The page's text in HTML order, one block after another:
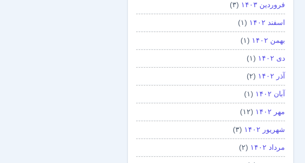
فروردین ۱۴۰۳ (۳)
اسفند ۱۴۰۲ (۱)
بهمن ۱۴۰۲ (۱)
دی ۱۴۰۲ (۱)
آذر ۱۴۰۲ (۲)
آبان ۱۴۰۲ (۱)
مهر ۱۴۰۲ (۱۲)
شهریور ۱۴۰۲ (۳)
مرداد ۱۴۰۲ (۲)